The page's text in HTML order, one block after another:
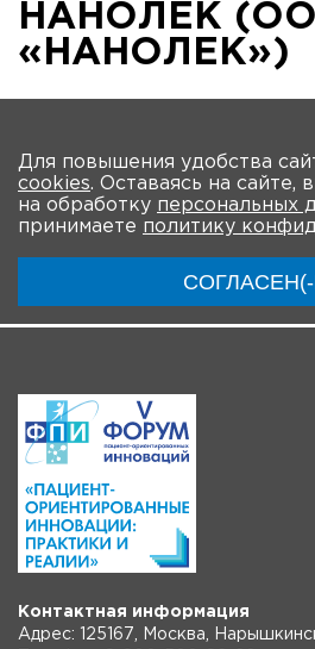
НАНОЛЕК
«НАНОЛЕК»)
Для повышения удобства
cookies. Оставаясь на сайте,
на обработку персональных
принимаете политику
О Форуме Участники
Контактная информация
Адрес: 125167, Москва,